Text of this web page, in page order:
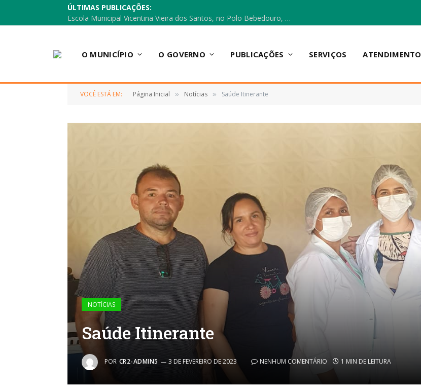
ÚLTIMAS PUBLICAÇÕES:
Escola Municipal Vicentina Vieira dos Santos, no Polo Bebedouro, recebeu materiais para a implantação do Cantinho da Leitura e da Sala Multidisciplinar.
O MUNICÍPIO O GOVERNO PUBLICAÇÕES SERVIÇOS ATENDIMENTO
VOCÊ ESTÁ EM: Página Inicial » Notícias » Saúde Itinerante
NOTÍCIAS
Saúde Itinerante
POR CR2-ADMIN5 3 DE FEVEREIRO DE 2023 NENHUM COMENTÁRIO 1 MIN DE LEITURA